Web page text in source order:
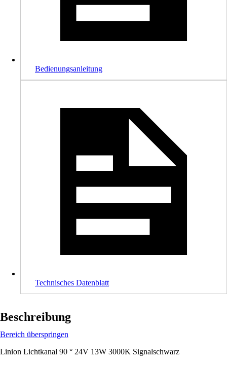
Bedienungsanleitung
Technisches Datenblatt
Beschreibung
Bereich überspringen
Linion Lichtkanal 90 ° 24V 13W 3000K Signalschwarz